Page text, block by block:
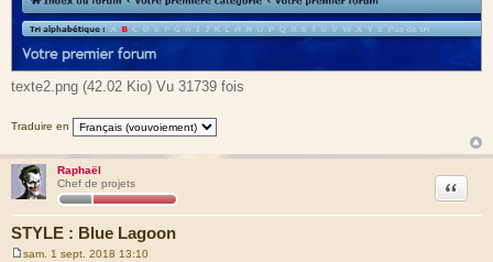
texte2.png (42.02 Kio) Vu 31739 fois
Traduire en
Raphaël
Chef de projets
STYLE : Blue Lagoon
Citation
sam. 1 sept. 2018 13:10